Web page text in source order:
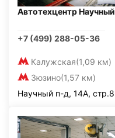
Автотехцентр Научный
+7 (499) 288-05-36
Калужская(1,09 км)
Зюзино(1,57 км)
Научный п-д, 14А, стр.8